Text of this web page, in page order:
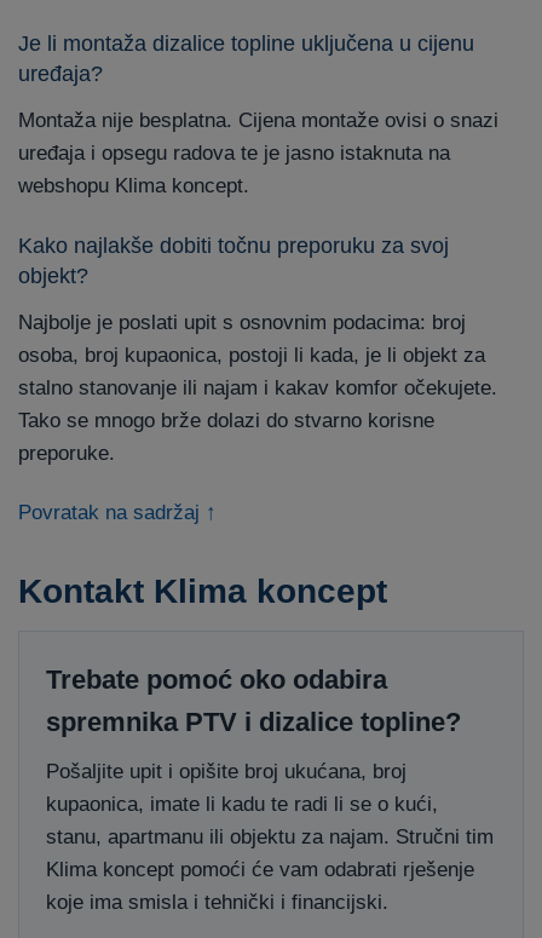
Je li montaža dizalice topline uključena u cijenu
uređaja?
Montaža nije besplatna. Cijena montaže ovisi o snazi
uređaja i opsegu radova te je jasno istaknuta na
webshopu Klima koncept.
Kako najlakše dobiti točnu preporuku za svoj
objekt?
Najbolje je poslati upit s osnovnim podacima: broj
osoba, broj kupaonica, postoji li kada, je li objekt za
stalno stanovanje ili najam i kakav komfor očekujete.
Tako se mnogo brže dolazi do stvarno korisne
preporuke.
Povratak na sadržaj ↑
Kontakt Klima koncept
Trebate pomoć oko odabira
spremnika PTV i dizalice topline?
Pošaljite upit i opišite broj ukućana, broj
kupaonica, imate li kadu te radi li se o kući,
stanu, apartmanu ili objektu za najam. Stručni tim
Klima koncept pomoći će vam odabrati rješenje
koje ima smisla i tehnički i financijski.